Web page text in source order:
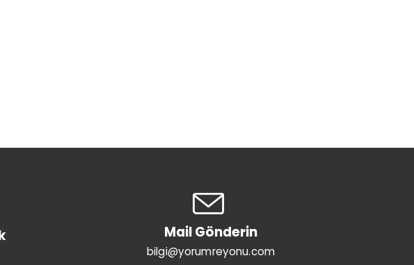
Mail Gönderin
bilgi@yorumreyonu.com